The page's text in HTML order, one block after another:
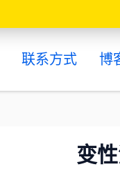
LINES
联系方式 博
变